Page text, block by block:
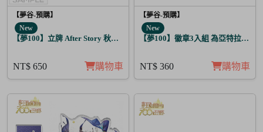
【夢谷-預購】
New
【夢100】立牌 After Story 秋人 日覺
NT$ 650 購物車
【夢谷-預購】
New
【夢100】徽章3入組 為亞特拉斯的
NT$ 360 購物車